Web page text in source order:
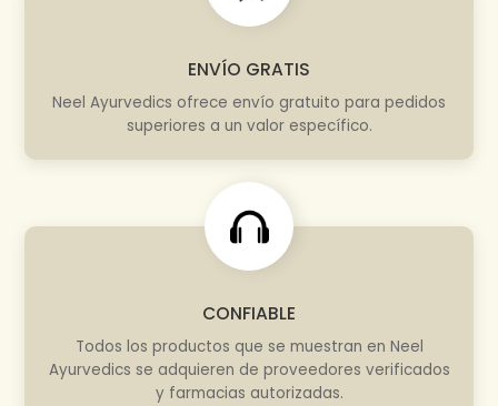
ENVÍO GRATIS
Neel Ayurvedics ofrece envío gratuito para pedidos
superiores a un valor específico.
CONFIABLE
Todos los productos que se muestran en Neel
Ayurvedics se adquieren de proveedores verificados
y farmacias autorizadas.